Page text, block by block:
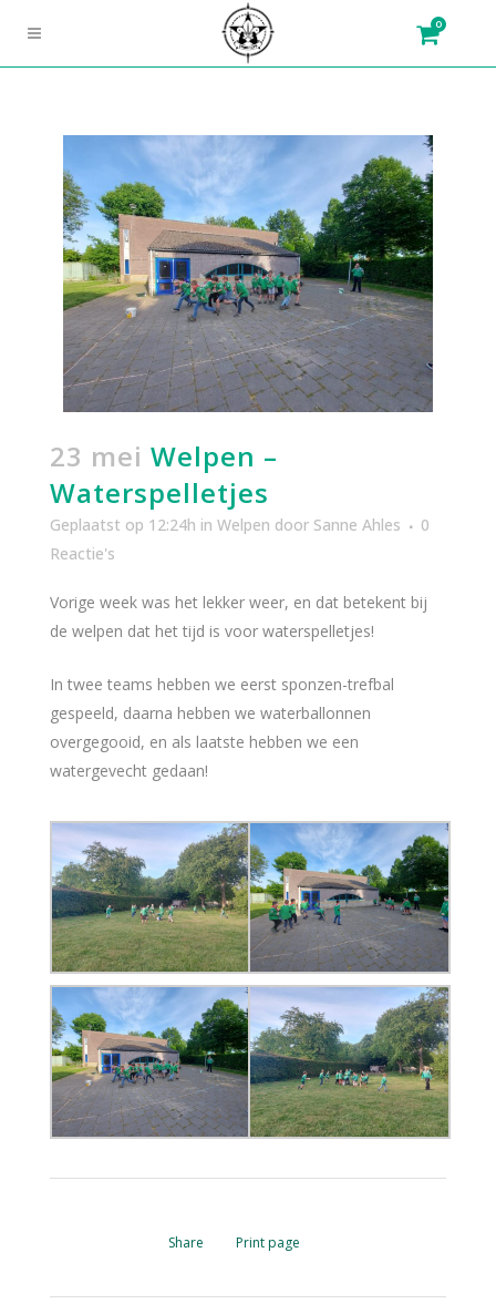
0
23 mei Welpen –
Waterspelletjes
Geplaatst op 12:24h in Welpen door Sanne Ahles
0
Reactie's
Vorige week was het lekker weer, en dat betekent bij
de welpen dat het tijd is voor waterspelletjes!
In twee teams hebben we eerst sponzen-trefbal
gespeeld, daarna hebben we waterballonnen
overgegooid, en als laatste hebben we een
watergevecht gedaan!
Share Print page